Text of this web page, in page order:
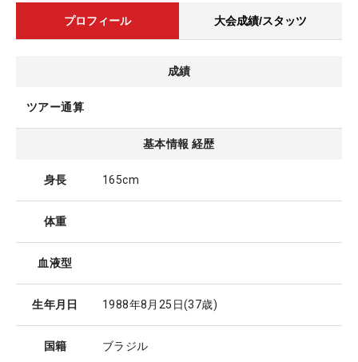
プロフィール 大会成績/スタッツ
成績
ツアー通算
基本情報 経歴
身長 165cm
体重
血液型
生年月日 1988年8月25日(37歳)
国籍 ブラジル